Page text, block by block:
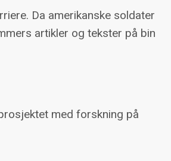
Da amerikanske soldater
artikler og tekster på bin
med forskning på